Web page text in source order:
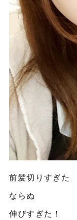
前髪切りすぎた
ならぬ
伸びすぎた！